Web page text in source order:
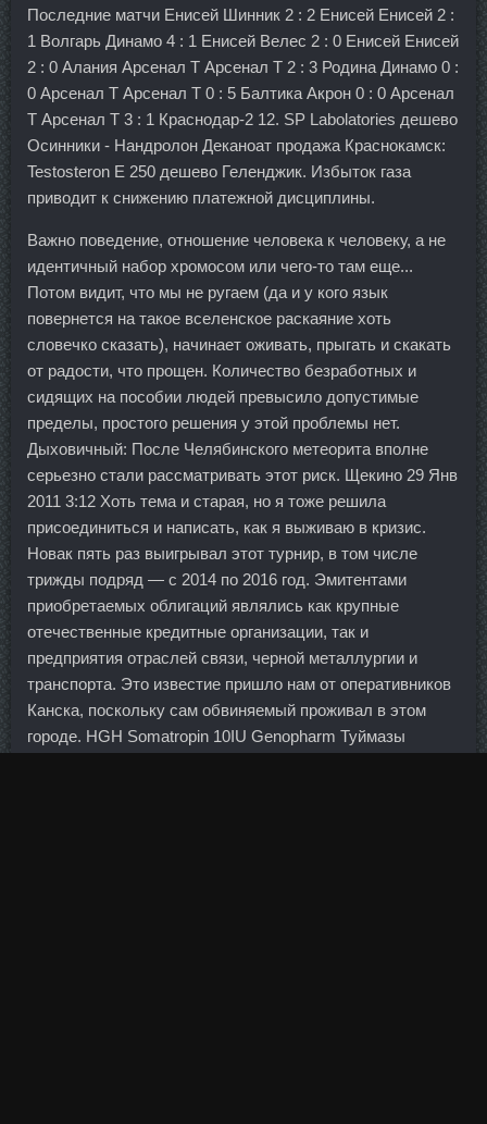
Последние матчи Енисей Шинник 2 : 2 Енисей Енисей 2 :
1 Волгарь Динамо 4 : 1 Енисей Велес 2 : 0 Енисей Енисей
2 : 0 Алания Арсенал Т Арсенал Т 2 : 3 Родина Динамо 0 :
0 Арсенал Т Арсенал Т 0 : 5 Балтика Акрон 0 : 0 Арсенал
Т Арсенал Т 3 : 1 Краснодар-2 12. SP Labolatories дешево
Осинники - Нандролон Деканоат продажа Краснокамск:
Testosteron E 250 дешево Геленджик. Избыток газа
приводит к снижению платежной дисциплины.
Важно поведение, отношение человека к человеку, а не
идентичный набор хромосом или чего-то там еще...
Потом видит, что мы не ругаем (да и у кого язык
повернется на такое вселенское раскаяние хоть
словечко сказать), начинает оживать, прыгать и скакать
от радости, что прощен. Количество безработных и
сидящих на пособии людей превысило допустимые
пределы, простого решения у этой проблемы нет.
Дыховичный: После Челябинского метеорита вполне
серьезно стали рассматривать этот риск. Щекино 29 Янв
2011 3:12 Хоть тема и старая, но я тоже решила
присоединиться и написать, как я выживаю в кризис.
Новак пять раз выигрывал этот турнир, в том числе
трижды подряд — с 2014 по 2016 год. Эмитентами
приобретаемых облигаций являлись как крупные
отечественные кредитные организации, так и
предприятия отраслей связи, черной металлургии и
транспорта. Это известие пришло нам от оперативников
Канска, поскольку сам обвиняемый проживал в этом
городе. HGH Somatropin 10IU Genopharm Туймазы